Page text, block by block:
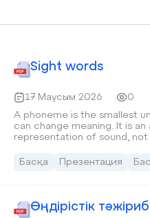
Sight words
17 Маусым 2026
0
A phoneme is the smallest
can change meaning. It is
representation of sound, not
Басқа Презентация
Өңдірістік